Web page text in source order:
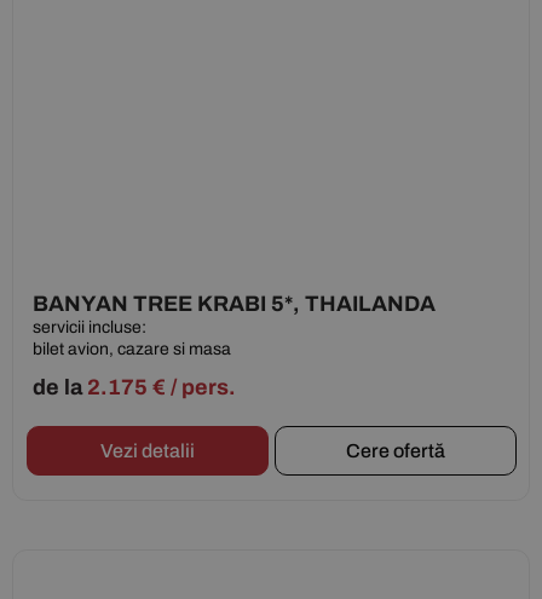
BANYAN TREE KRABI 5*, THAILANDA
servicii incluse:
bilet avion, cazare si masa
de la 2.175 € / pers.
Vezi detalii Cere ofertă